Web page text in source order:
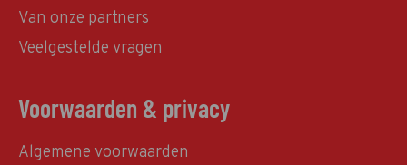
Van onze partners
Veelgestelde vragen
Voorwaarden & privacy
Algemene voorwaarden